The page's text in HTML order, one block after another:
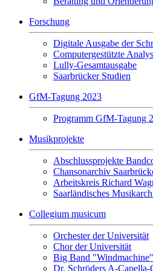
Forschung
Digitale Ausgabe der
Computergestützte
Lully-Gesamtausgabe
Saarbrücker Studien
GfM-Tagung 2023
Programm GfM-Tagung
Musikprojekte
Abschlussprojekte
Chansonarchiv
Arbeitskreis Richard
Saarländisches
Collegium musicum
Orchester der Universität
Chor der Universität
Big Band "Windmachine"
Dr. Schröders A-Capella-